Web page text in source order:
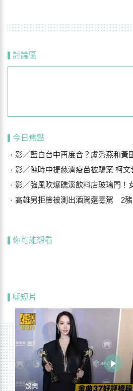
討論區
今日焦點
影／藍白台中再度合？盧秀燕和黃
影／陳時中提慈濟疫苗被騙案 柯文哲：
影／強風吹爆礁溪飲料店玻璃門！女店員嚇
高雄男拒檢被測出酒駕還毒駕 2豬隊
你可能想看
噓短片
娛樂